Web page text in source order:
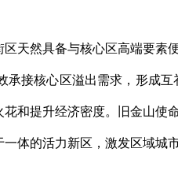
天然具备与核心区高端要素
接核心区溢出需求，形成互
和提升经济密度。旧金山使
体的活力新区，激发区域城市